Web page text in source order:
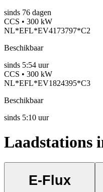
sinds 76 dagen
CCS • 300 kW
NL*EFL*EV4173797*C2
Beschikbaar
sinds 5:54 uur
CCS • 300 kW
NL*EFL*EV1824395*C3
Beschikbaar
sinds 5:10 uur
Laadstations
E-Flux